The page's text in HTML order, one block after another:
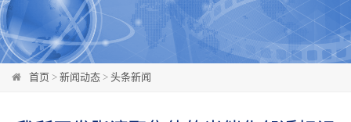
首页 > 新闻动态 > 头条新闻